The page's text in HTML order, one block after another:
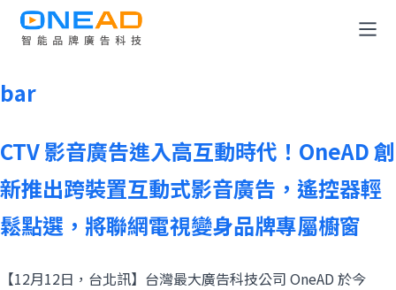
廣告規劃與投放平台
關於 OneAD
知識與媒體中心
This is my archive
bar
CTV 影音廣告進入高互動時代！OneAD 創
新推出跨裝置互動式影音廣告，遙控器輕
鬆點選，將聯網電視變身品牌專屬櫥窗
【12月12日，台北訊】台灣最大廣告科技公司 OneAD 於今